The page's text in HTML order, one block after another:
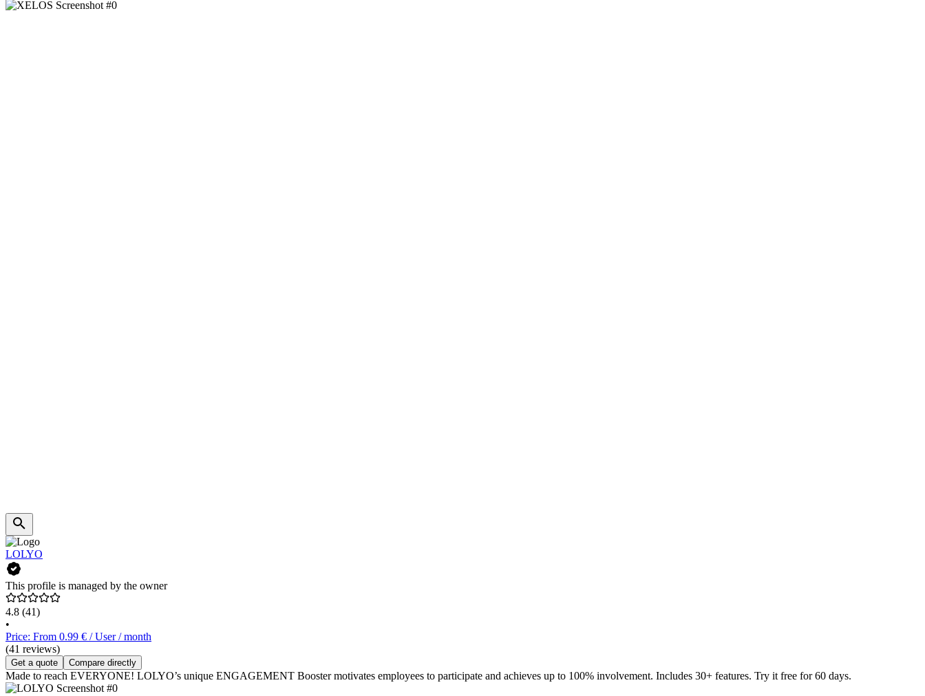
LOLYO
This profile is managed by the owner
4.8 (41)
•
Price: From 0.99 € / User / month
(41 reviews)
Get a quote Compare directly
Made to reach EVERYONE! LOLYO’s unique ENGAGEMENT Booster motivates employees to participate and achieves up to 100% involvement. Includes 30+ features. Try it free for 60 days.